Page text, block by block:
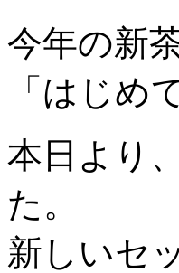
今年の新
「はじめ
本日より
た。
新しいセ